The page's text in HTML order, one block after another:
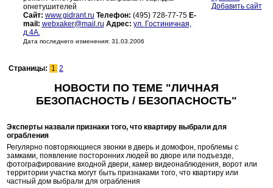
огнетушителей
Сайт: www.gidrant.ru Телефон: (495) 728-77-75 E-
mail: webxaker@mail.ru Адрес: ул. Гостиничная,
д.4А.
Дата последнего изменения: 31.03.2006
Добавить сайт
Страницы: 1 2
НОВОСТИ ПО ТЕМЕ "ЛИЧНАЯ
БЕЗОПАСНОСТЬ / БЕЗОПАСНОСТЬ"
Эксперты назвали признаки того, что квартиру выбрали для
ограбления
Регулярно повторяющиеся звонки в дверь и домофон, проблемы с
замками, появление посторонних людей во дворе или подъезде,
фотографирование входной двери, камер видеонаблюдения, ворот или
территории участка могут быть признаками того, что квартиру или
частный дом выбрали для ограбления